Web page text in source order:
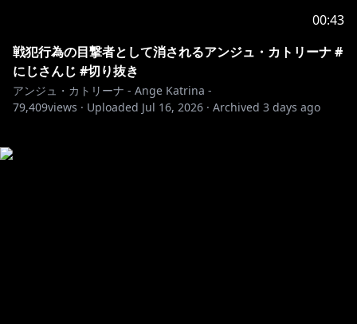
00:43
戦犯行為の目撃者として消されるアンジュ・カトリーナ #
にじさんじ #切り抜き
アンジュ・カトリーナ - Ange Katrina -
79,409views · Uploaded Jul 16, 2026 · Archived 3 days ago